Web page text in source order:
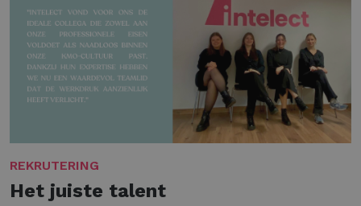
REKRUTERING
Het juiste talent